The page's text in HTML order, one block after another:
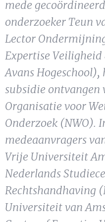
Uitgelicht
Cursus
BLOG
mede
onderzoeker Teun
Lector
Expertise
Avans Hogeschool),
subsidie ontvangen
Organisatie voor
Onderzoek (NWO).
medeaanvragers
Vrije Universiteit
Nederlands
Rechtshandhaving
Universiteit van